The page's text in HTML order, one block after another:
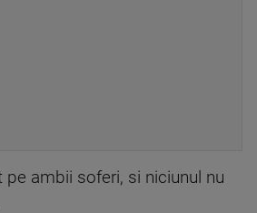
pe ambii soferi, si niciunul nu